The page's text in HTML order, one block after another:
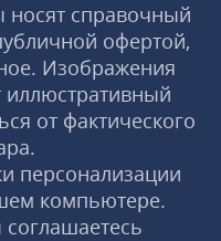
носят справочный
офертой,
Изображения
иллюстративный
от фактического
персонализации
компьютере.